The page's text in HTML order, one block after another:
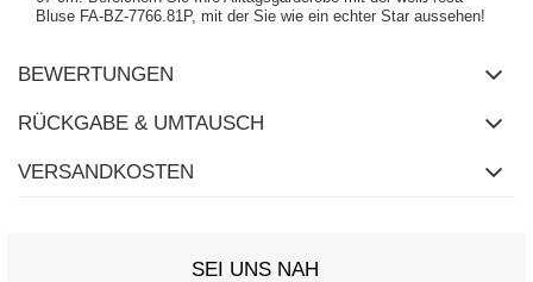
Bluse FA-BZ-7766.81P, mit der Sie wie ein echter Star aussehen!
BEWERTUNGEN
RÜCKGABE & UMTAUSCH
VERSANDKOSTEN
SEI UNS NAH